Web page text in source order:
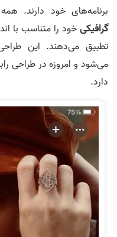
برنامه‌های خود دارند.
گرافیکیخود را متناسب با
تطبیق می‌دهند. این
می‌شود و امروزه در طراحی
دارد.